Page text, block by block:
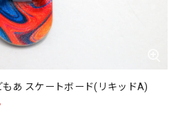
もあ スケートボード(リキッドA)